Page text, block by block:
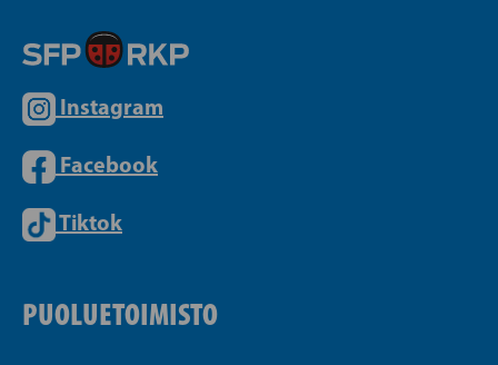
Instagram
Facebook
Tiktok
PUOLUETOIMISTO